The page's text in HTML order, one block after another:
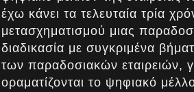
έχω κάνει τα τελευταία τρία
μετασχηματισμού μιας
διαδικασία με συγκριμένα
των παραδοσιακών εταιρειών,
οραματίζονται το ψηφιακό